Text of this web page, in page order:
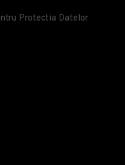
Protectia Datelor